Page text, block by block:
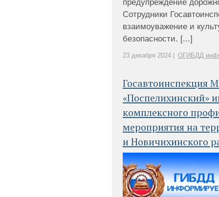
предупреждение
Сотрудники
взаимоуважение и
безопасности. [...]
23 декабря 2024 | ОГИБДД
Госавтоинспекция
«Поспелихинский»
комплексного
мероприятия на
и Новичихинского